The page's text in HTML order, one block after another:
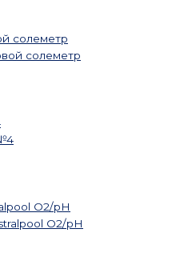
солеметр
О2/pH